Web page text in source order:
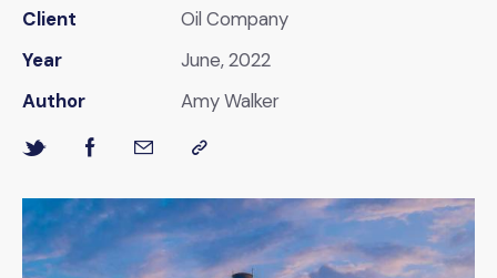
Client
Oil Company
Year
June, 2022
Author
Amy Walker